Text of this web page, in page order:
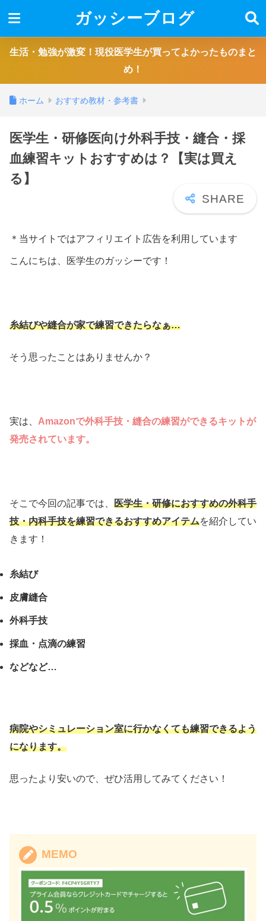
ガッシーブログ
生活・勉強が激変！現役医学生が買ってよかったものまと
め！
ホーム おすすめ教材・参考書
医学生・研修医向け外科手技・縫合・採
血練習キットおすすめは？【実は買え
る】
＊当サイトではアフィリエイト広告を利用しています
こんにちは、医学生のガッシーです！
糸結びや縫合が家で練習できたらなぁ…
そう思ったことはありませんか？
実は、 Amazonで外科手技・縫合の練習ができるキットが
発売されています。
そこで今回の記事では、 医学生・研修におすすめの外科手
技・内科手技を練習できるおすすめアイテムを紹介してい
きます！
糸結び
皮膚縫合
外科手技
採血・点滴の練習
などなど…
病院やシミュレーション室に行かなくても練習できるよう
になります。
思ったより安いので、ぜひ活用してみてください！
MEMO